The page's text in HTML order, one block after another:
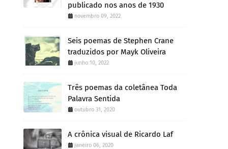
publicado nos anos de 1930
novembro 09, 2022
Seis poemas de Stephen Crane
traduzidos por Mayk Oliveira
junho 10, 2022
Três poemas da coletânea Toda
Palavra Sentida
outubro 31, 2020
A crônica visual de Ricardo Laf
janeiro 06, 2020